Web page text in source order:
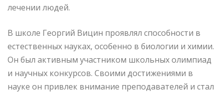
лечении людей.
В школе Георгий Вицин проявлял способности в
естественных науках, особенно в биологии и химии.
Он был активным участником школьных олимпиад
и научных конкурсов. Своими достижениями в
науке он привлек внимание преподавателей и стал